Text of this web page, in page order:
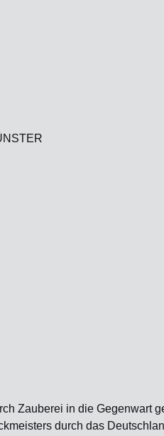
Zauberei in die Gegenwart
durch das